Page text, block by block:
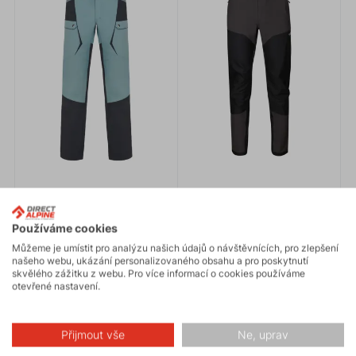
2 243 Kč 2 990 Kč
2.0
Používáme cookies
Můžeme je umístit pro analýzu našich údajů o návštěvnících, pro zlepšení
našeho webu, ukázání personalizovaného obsahu a pro poskytnutí
skvělého zážitku z webu. Pro více informací o cookies používáme
otevřené nastavení.
Přijmout vše Ne, uprav